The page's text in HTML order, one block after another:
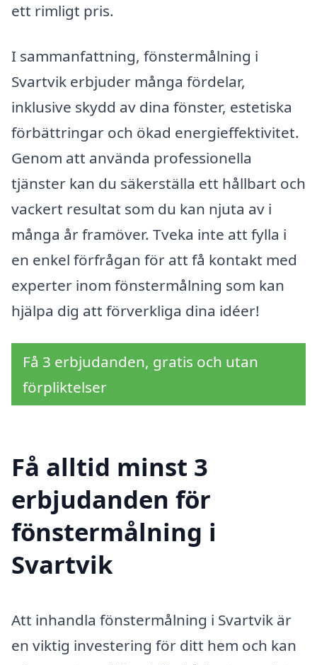
ett rimligt pris.
I sammanfattning, fönstermålning i
Svartvik erbjuder många fördelar,
inklusive skydd av dina fönster, estetiska
förbättringar och ökad energieffektivitet.
Genom att använda professionella
tjänster kan du säkerställa ett hållbart och
vackert resultat som du kan njuta av i
många år framöver. Tveka inte att fylla i
en enkel förfrågan för att få kontakt med
experter inom fönstermålning som kan
hjälpa dig att förverkliga dina idéer!
Få 3 erbjudanden, gratis och utan
förpliktelser
Få alltid minst 3
erbjudanden för
fönstermålning i
Svartvik
Att inhandla fönstermålning i Svartvik är
en viktig investering för ditt hem och kan